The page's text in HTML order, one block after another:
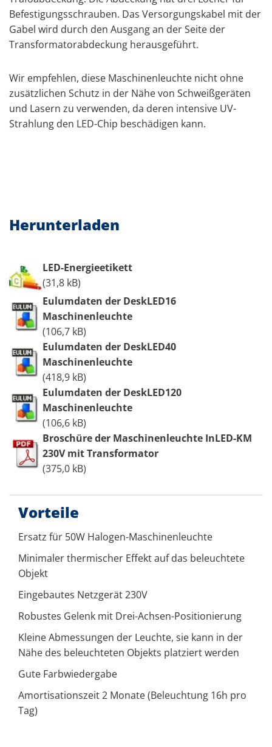
Befestigungsschrauben. Das Versorgungskabel mit der
Gabel wird durch den Ausgang an der Seite der
Transformatorabdeckung herausgeführt.
Wir empfehlen, diese Maschinenleuchte nicht ohne
zusätzlichen Schutz in der Nähe von Schweißgeräten
und Lasern zu verwenden, da deren intensive UV-
Strahlung den LED-Chip beschädigen kann.
Herunterladen
LED-Energieetikett
(31,8 kB)
Eulumdaten der DeskLED16
Maschinenleuchte
(106,7 kB)
Eulumdaten der DeskLED40
Maschinenleuchte
(418,9 kB)
Eulumdaten der DeskLED120
Maschinenleuchte
(106,6 kB)
Broschüre der Maschinenleuchte InLED-KM
230V mit Transformator
(375,0 kB)
Vorteile
Ersatz für 50W Halogen-Maschinenleuchte
Minimaler thermischer Effekt auf das beleuchtete
Objekt
Eingebautes Netzgerät 230V
Robustes Gelenk mit Drei-Achsen-Positionierung
Kleine Abmessungen der Leuchte, sie kann in der
Nähe des beleuchteten Objekts platziert werden
Gute Farbwiedergabe
Amortisationszeit 2 Monate (Beleuchtung 16h pro
Tag)